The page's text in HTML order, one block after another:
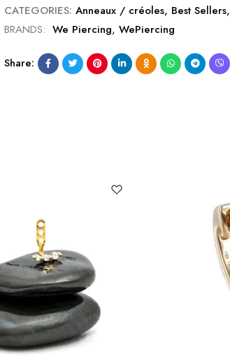
CATEGORIES: Anneaux / créoles, Best Sellers,
BRANDS: We Piercing,WePiercing
Share: